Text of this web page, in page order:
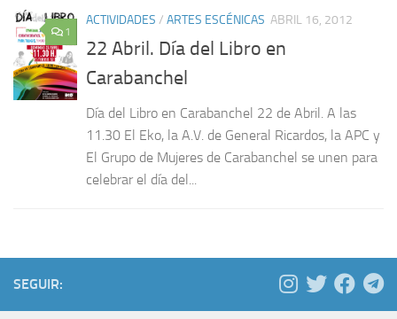
1
ACTIVIDADES / ARTES ESCÉNICAS ABRIL 16, 2012
22 Abril. Día del Libro en
Carabanchel
Día del Libro en Carabanchel 22 de Abril. A las
11.30 El Eko, la A.V. de General Ricardos, la APC y
El Grupo de Mujeres de Carabanchel se unen para
celebrar el día del...
SEGUIR: